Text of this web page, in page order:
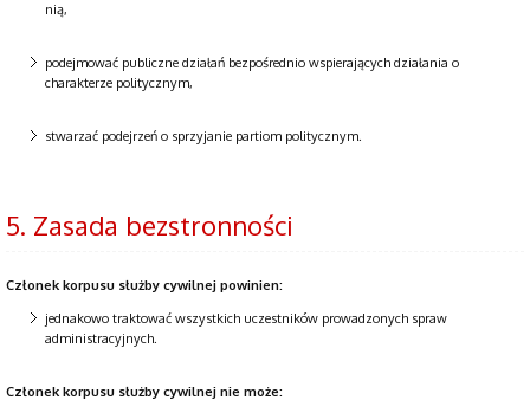
nią,
podejmować publiczne działań bezpośrednio wspierających działania o
charakterze politycznym,
stwarzać podejrzeń o sprzyjanie partiom politycznym.
5. Zasada bezstronności
Członek korpusu służby cywilnej powinien:
jednakowo traktować wszystkich uczestników prowadzonych spraw
administracyjnych.
Członek korpusu służby cywilnej nie może: